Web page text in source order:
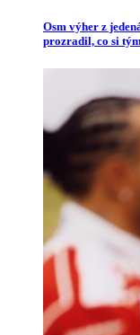
Osm výher z
prozradil, co si